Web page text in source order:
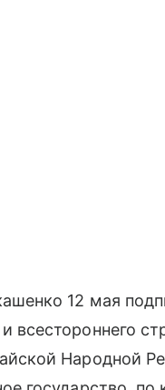
12 мая
всестороннего
Народной